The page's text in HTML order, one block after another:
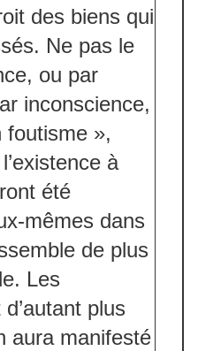
des biens qui
Ne pas le
ou par
inconscience,
foutisme »,
à
été
mêmes dans
de plus
Les
plus
aura manifesté